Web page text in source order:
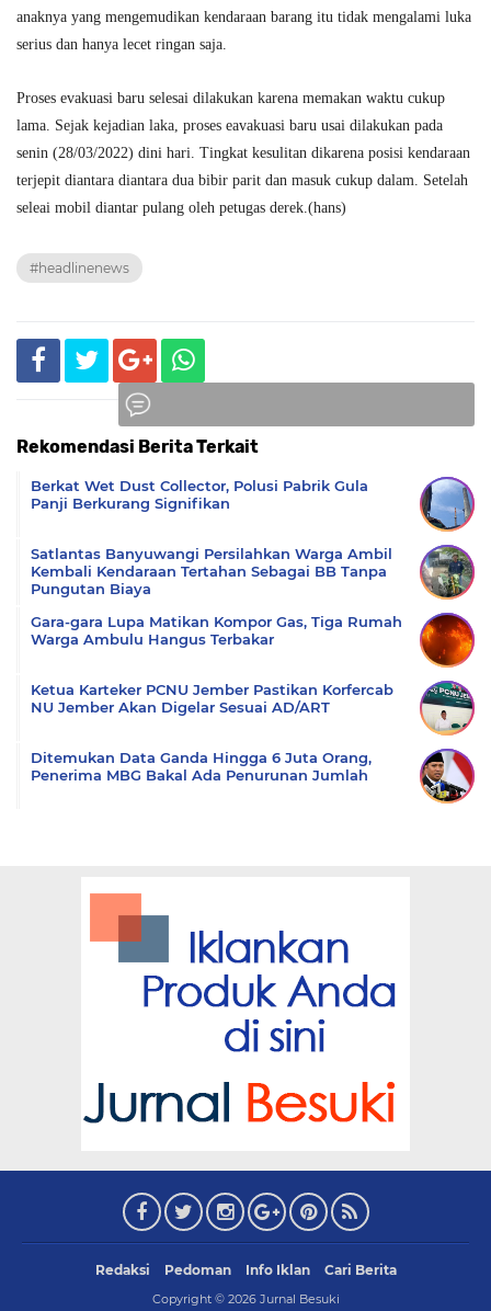
anaknya yang mengemudikan kendaraan barang itu tidak mengalami luka
serius dan hanya lecet ringan saja.
Proses evakuasi baru selesai dilakukan karena memakan waktu cukup
lama. Sejak kejadian laka, proses eavakuasi baru usai dilakukan pada
senin (28/03/2022) dini hari. Tingkat kesulitan dikarena posisi kendaraan
terjepit diantara diantara dua bibir parit dan masuk cukup dalam. Setelah
seleai mobil diantar pulang oleh petugas derek.(hans)
#headlinenews
Rekomendasi Berita Terkait
Berkat Wet Dust Collector, Polusi Pabrik Gula
Panji Berkurang Signifikan
Satlantas Banyuwangi Persilahkan Warga Ambil
Kembali Kendaraan Tertahan Sebagai BB Tanpa
Pungutan Biaya
Gara-gara Lupa Matikan Kompor Gas, Tiga Rumah
Warga Ambulu Hangus Terbakar
Ketua Karteker PCNU Jember Pastikan Korfercab
NU Jember Akan Digelar Sesuai AD/ART
Ditemukan Data Ganda Hingga 6 Juta Orang,
Penerima MBG Bakal Ada Penurunan Jumlah
Redaksi Pedoman Info Iklan Cari Berita
Copyright © 2026 Jurnal Besuki